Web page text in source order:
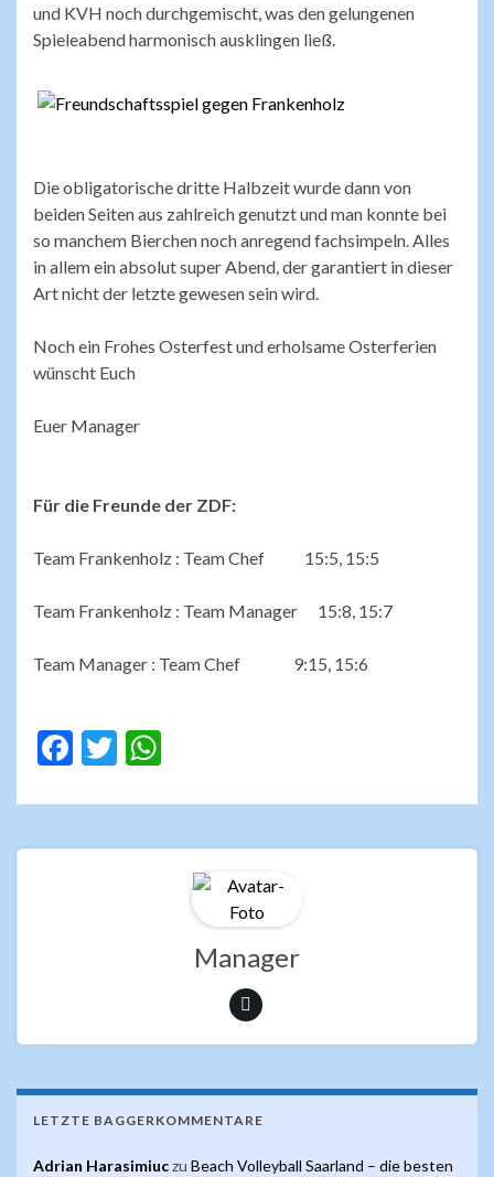
und KVH noch durchgemischt, was den gelungenen
Spieleabend harmonisch ausklingen ließ.
Die obligatorische dritte Halbzeit wurde dann von
beiden Seiten aus zahlreich genutzt und man konnte bei
so manchem Bierchen noch anregend fachsimpeln. Alles
in allem ein absolut super Abend, der garantiert in dieser
Art nicht der letzte gewesen sein wird.
Noch ein Frohes Osterfest und erholsame Osterferien
wünscht Euch
Euer Manager
Für die Freunde der ZDF:
Team Frankenholz : Team Chef 15:5, 15:5
Team Frankenholz : Team Manager 15:8, 15:7
Team Manager : Team Chef 9:15, 15:6
F
e
b
T
itt
er
at
s
Manager
LETZTE BAGGERKOMMENTARE
Adrian Harasimiuczu Beach Volleyball Saarland – die besten